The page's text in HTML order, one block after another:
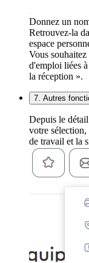
Donnez un
Retrouvez-la
espace
Vous
d'emploi liées
la réception ».
7. Autres
Depuis le
votre
de travail et la